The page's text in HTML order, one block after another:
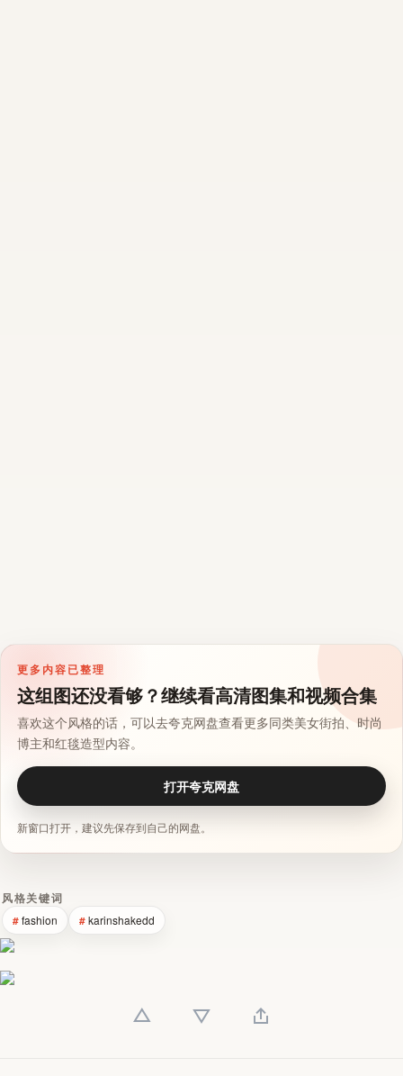
更多内容已整理
这组图还没看够？继续看高清图集和视频合集
喜欢这个风格的话，可以去夸克网盘查看更多同类美女街拍、时尚
博主和红毯造型内容。
打开夸克网盘
新窗口打开，建议先保存到自己的网盘。
风格关键词
fashion karinshakedd